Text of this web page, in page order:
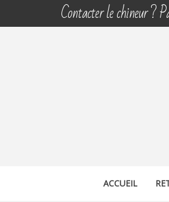
Contacter le chineur ?
ACCUEIL